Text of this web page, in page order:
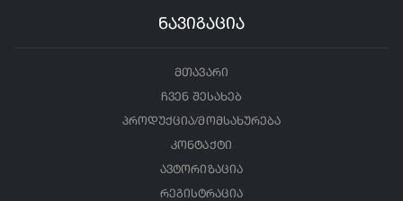
ნავიგაცია
მთავარი
ჩვენ შესახებ
პროდუქცია/მომსახურება
კონტაქტი
ავტორიზაცია
რეგისტრაცია